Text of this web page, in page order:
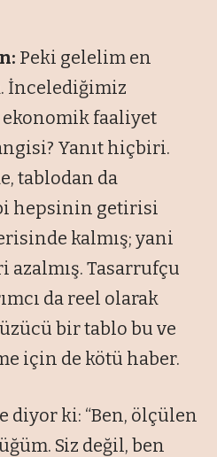
Peki gelelim en
İncelediğimiz
ekonomik faaliyet
Yanıt hiçbiri.
tablodan da
hepsinin getirisi
kalmış; yani
Tasarrufçu
da reel olarak
bir tablo bu ve
için de kötü haber.
diyor ki: “Ben, ölçülen
Siz değil, ben